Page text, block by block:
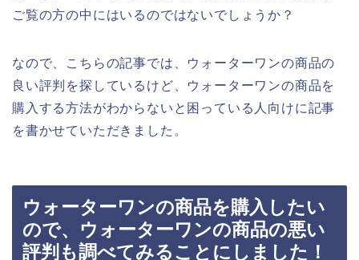
ご覧の方の中にはいるのではないでしょうか？
なので、こちらの記事では、ウォーターワンの商品の
良い評判を探しているけど、ウォーターワンの商品を
購入する方法がわからないと困っている人向けに記事
を書かせていただきました。
ウォーターワンの商品を購入したい
ので、ウォーターワンの商品の悪い
評判も調べてみることにしました！